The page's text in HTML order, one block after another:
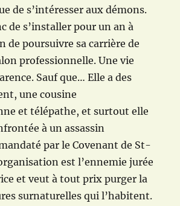
de s’intéresser aux démons.
de s’installer pour un an à
de poursuivre sa carrière de
professionnelle. Une vie
Sauf que… Elle a des
une cousine
et télépathe, et surtout elle
à un assassin
par le Covenant de St-
est l’ennemie jurée
et veut à tout prix purger la
surnaturelles qui l’habitent.